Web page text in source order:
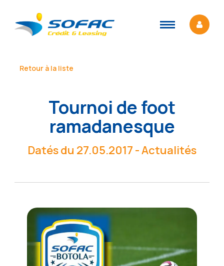
Retour à la liste
Tournoi de foot
ramadanesque
Datés du 27.05.2017 - Actualités